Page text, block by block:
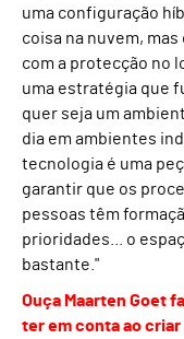
uma configuração
coisa na nuvem,
com a protecção no
uma estratégia que
quer seja um
dia em ambientes
tecnologia é uma
garantir que os
pessoas têm
prioridades... o
bastante."
Ouça Maarten Goet
ter em conta ao criar